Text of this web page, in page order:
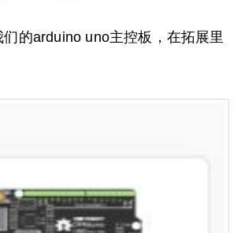
的arduino uno主控板，在拓展里